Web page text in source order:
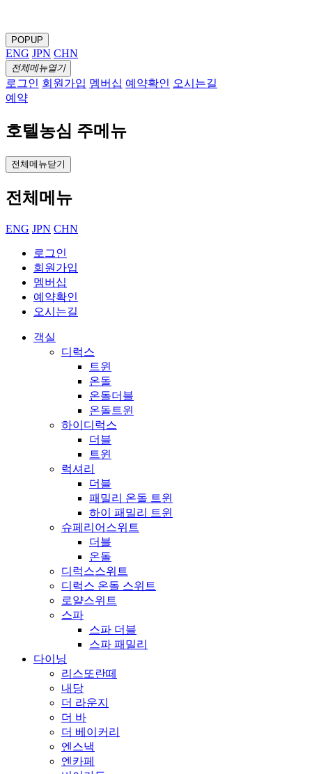
POPUP
ENG JPN CHN
전체메뉴열기
로그인 회원가입 멤버십 예약확인 오시는길
예약
호텔농심 주메뉴
전체메뉴닫기
전체메뉴
ENG JPN CHN
로그인
회원가입
멤버십
예약확인
오시는길
객실
디럭스
트윈
온돌
온돌더블
온돌트윈
하이디럭스
더블
트윈
럭셔리
더블
패밀리 온돌 트윈
하이 패밀리 트윈
슈페리어스위트
더블
온돌
디럭스스위트
디럭스 온돌 스위트
로얄스위트
스파
스파 더블
스파 패밀리
다이닝
리스또란떼
내당
더 라운지
더 바
더 베이커리
엔스낵
엔카페